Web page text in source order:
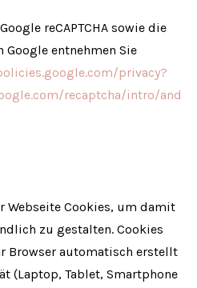
reCAPTCHA sowie die
entnehmen Sie
privacy?
recaptcha/intro/and
Webseite Cookies, um damit
zu gestalten. Cookies
Browser automatisch erstellt
(Laptop, Tablet, Smartphone